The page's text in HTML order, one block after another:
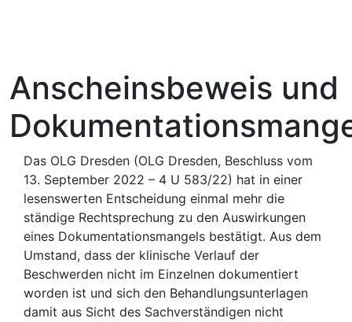
Anscheinsbeweis und
Das OLG Dresden (OLG Dresden, Beschluss vom
13. September 2022 – 4 U 583/22) hat in einer
lesenswerten Entscheidung einmal mehr die
ständige Rechtsprechung zu den Auswirkungen
eines Dokumentationsmangels bestätigt. Aus dem
Umstand, dass der klinische Verlauf der
Beschwerden nicht im Einzelnen dokumentiert
worden ist und sich den Behandlungsunterlagen
damit aus Sicht des Sachverständigen nicht